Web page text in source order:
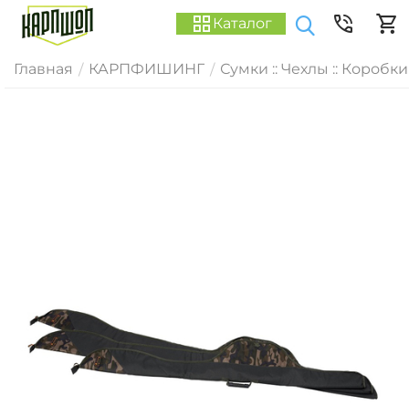
Каталог
Главная / КАРПФИШИНГ / Сумки :: Чехлы :: Коробки